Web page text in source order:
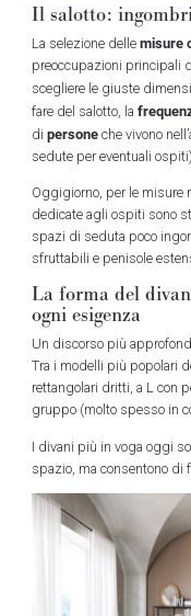
Il salotto:
La selezione delle misure
preoccupazioni principali
scegliere le giuste
fare del salotto, la
di personeche vivono
sedute per eventuali ospiti).
Oggigiorno, per le misure
dedicate agli ospiti sono
spazi di seduta poco
sfruttabili e penisole
La forma del
ogni esigenza
Un discorso più
Tra i modelli più popolari
rettangolari dritti, a L con
gruppo (molto spesso in
I divani più in voga oggi
spazio, ma consentono di